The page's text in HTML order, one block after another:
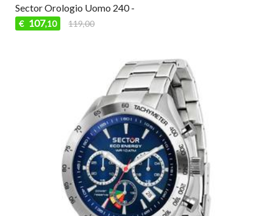
Sector Orologio Uomo 240 -
€ 107,10 119,00